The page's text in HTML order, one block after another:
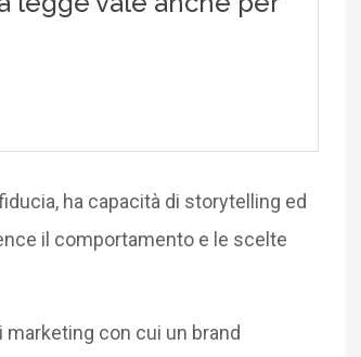
ha capacità di storytelling ed
il comportamento e le scelte
con cui un brand